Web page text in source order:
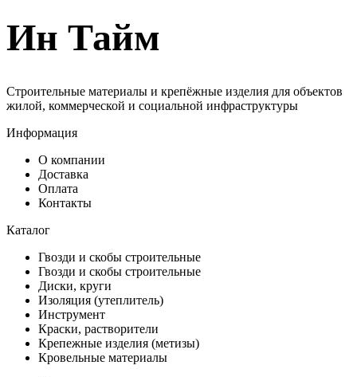
Ин Тайм
Строительные материалы и крепёжные изделия для объектов
жилой, коммерческой и социальной инфраструктуры
Информация
О компании
Доставка
Оплата
Контакты
Каталог
Гвозди и скобы строительные
Гвозди и скобы строительные
Диски, круги
Изоляция (утеплитель)
Инструмент
Краски, растворители
Крепежные изделия (метизы)
Кровельные материалы